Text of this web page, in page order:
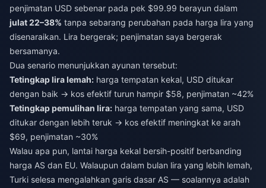
penjimatan USD sebenar pada pek $99.99 berayun dalam
julat 22–38% tanpa sebarang perubahan pada harga lira yang
disenaraikan. Lira bergerak; penjimatan saya bergerak
bersamanya.
Dua senario menunjukkan ayunan tersebut:
Tetingkap lira lemah: harga tempatan kekal, USD ditukar
dengan baik → kos efektif turun hampir $58, penjimatan ~42%
Tetingkap pemulihan lira: harga tempatan yang sama, USD
ditukar dengan lebih teruk → kos efektif meningkat ke arah
$69, penjimatan ~30%
Walau apa pun, lantai harga kekal bersih-positif berbanding
harga AS dan EU. Walaupun dalam bulan lira yang lebih lemah,
Turki selesa mengalahkan garis dasar AS — soalannya adalah